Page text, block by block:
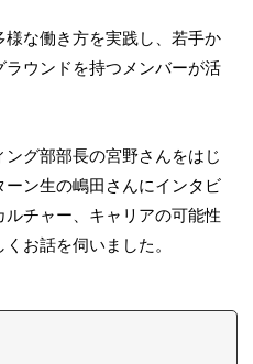
な働き方を実践し、若手か
ウンドを持つメンバーが活
グ部部長の宮野さんをはじ
ン生の嶋田さんにインタビ
ルチャー、キャリアの可能性
お話を伺いました。